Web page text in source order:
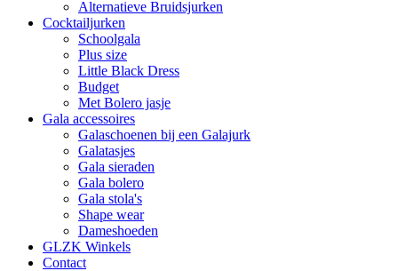
Alternatieve Bruidsjurken
Cocktailjurken
Schoolgala
Plus size
Little Black Dress
Budget
Met Bolero jasje
Gala accessoires
Galaschoenen bij een Galajurk
Galatasjes
Gala sieraden
Gala bolero
Gala stola's
Shape wear
Dameshoeden
GLZK Winkels
Contact